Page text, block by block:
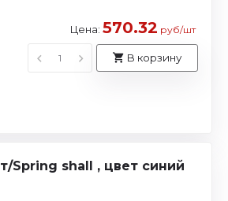
Цена: 570.32 руб/шт
В корзину
Spring shall , цвет синий